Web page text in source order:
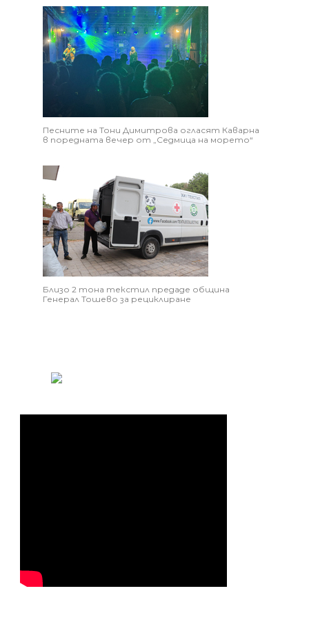
Песните на Тони Димитрова огласят Каварна
в поредната вечер от „Седмица на морето“
Близо 2 тона текстил предаде община
Генерал Тошево за рециклиране